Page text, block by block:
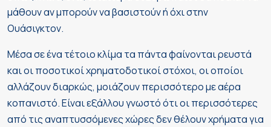
μάθουν αν μπορούν να βασιστούν ή όχι στην
Ουάσιγκτον.
Μέσα σε ένα τέτοιο κλίμα τα πάντα φαίνονται ρευστά
και οι ποσοτικοί χρηματοδοτικοί στόχοι, οι οποίοι
αλλάζουν διαρκώς, μοιάζουν περισσότερο με αέρα
κοπανιστό. Είναι εξάλλου γνωστό ότι οι περισσότερες
από τις αναπτυσσόμενες χώρες δεν θέλουν χρήματα για